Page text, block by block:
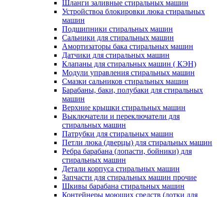
Шланги заливные стиральных машин
Устройствоа блокировки люка стиральных
машин
Подшипники стиральных машин
Сальники для стиральных машин
Амортизаторы бака стиральных машин
Датчики для стиральных машин
Клапаны для стиральных машин ( КЭН)
Модули управления стиральных машин
Смазки сальников стиральных машин
Барабаны, баки, полубаки для стиральных
машин
Верхние крышки стиральных машин
Выключатели и переключатели для
стиральных машин
Патрубки для стиральных машин
Петли люка (дверцы) для стиральных машин
Ребра барабана (лопасти, бойники) для
стиральных машин
Детали корпуса стиральных машин
Запчасти для стиральных машин прочие
Шкивы барабана стиральных машин
Контейнеры моющих средств (лотки для